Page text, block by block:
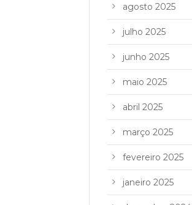
agosto 2025
julho 2025
junho 2025
maio 2025
abril 2025
março 2025
fevereiro 2025
janeiro 2025